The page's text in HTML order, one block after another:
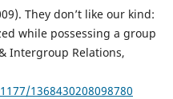
They don’t like our kind:
while possessing a group
Intergroup Relations,
1368430208098780